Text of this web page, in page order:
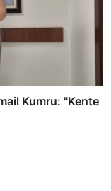
Kumru: "Kente